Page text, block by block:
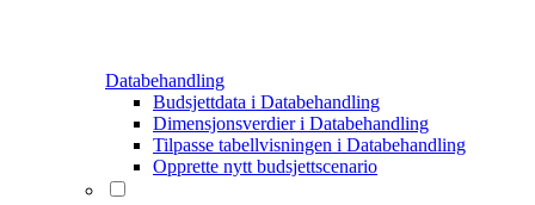
Databehandling
Budsjettdata i Databehandling
Dimensjonsverdier i Databehandling
Tilpasse tabellvisningen i Databehandling
Opprette nytt budsjettscenario